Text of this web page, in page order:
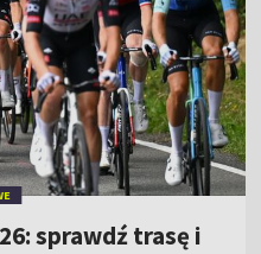
sprawdź trasę i